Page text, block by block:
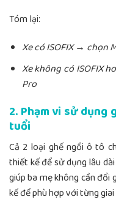
Tóm lại:
Xe có ISOFIX → chọn
Xe không có ISOFIX
Pro
2. Phạm vi sử
tuổi
Cả 2 loại ghế ngồi ô tô
thiết kế để sử dụng lâu
giúp ba mẹ không cần đổi
kế để phù hợp với từng